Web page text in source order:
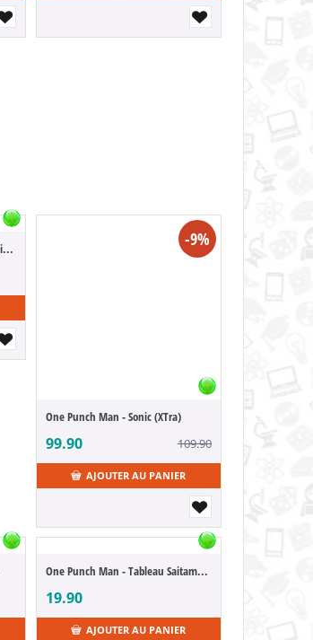
One Punch Man - Saitama Metallic Color (DXF) -9%
One Punch Man - Sonic (XTra)
99.90 109.90
AJOUTER AU PANIER
One Punch Man - Tableau Saitama and Genos
19.90
AJOUTER AU PANIER